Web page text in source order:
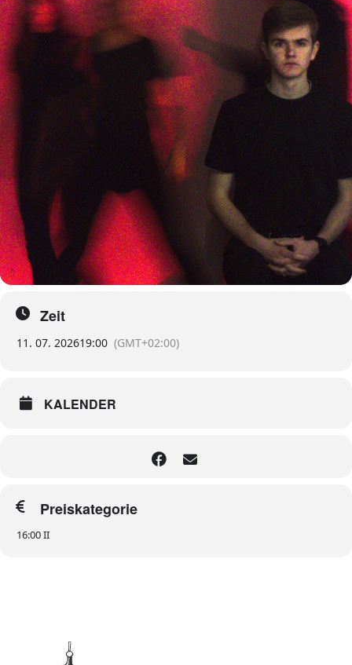
Zeit
11. 07. 202619:00 (GMT+02:00)
KALENDER
Preiskategorie
16:00 II